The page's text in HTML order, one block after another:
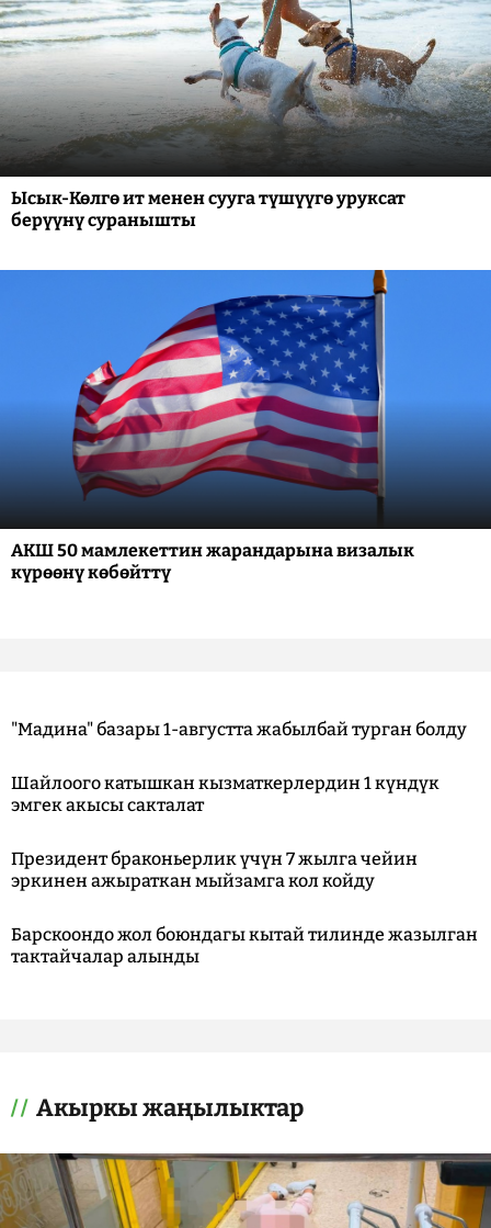
Ысык-Көлгө ит менен сууга түшүүгө уруксат
берүүнү суранышты
АКШ 50 мамлекеттин жарандарына визалык
күрөөнү көбөйттү
"Мадина" базары 1-августта жабылбай турган болду
Шайлоого катышкан кызматкерлердин 1 күндүк
эмгек акысы сакталат
Президент браконьерлик үчүн 7 жылга чейин
эркинен ажыраткан мыйзамга кол койду
Барскоондо жол боюндагы кытай тилинде жазылган
тактайчалар алынды
Акыркы жаңылыктар